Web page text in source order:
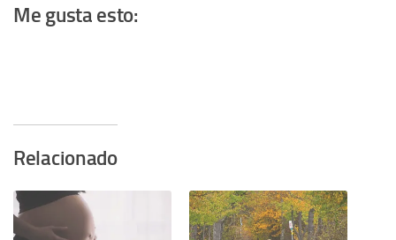
Me gusta esto:
Relacionado